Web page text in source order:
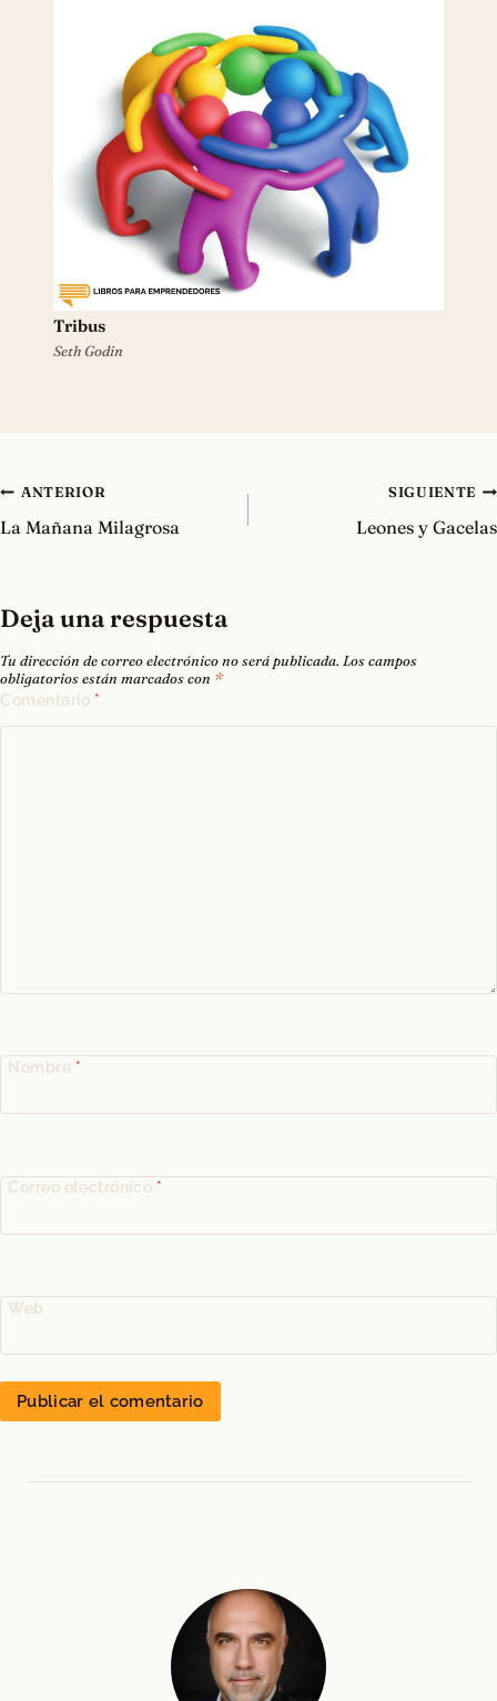
Tribus
Seth Godin
Navegación
de
ANTERIOR
La Mañana Milagrosa
SIGUIENTE
Leones y Gacelas
Deja una respuesta
Tu dirección de correo electrónico no será publicada. Los campos
obligatorios están marcados con *
Comentario *
Nombre *
Correo electrónico *
Web